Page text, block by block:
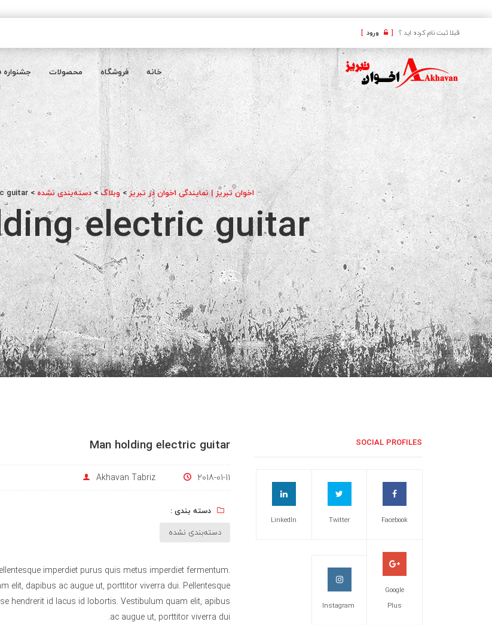
قبلا ثبت نام کرده اید ؟ [ ورود]
خانه فروشگاه محصولات
اخوان تبریز | نمایندگی اخوان در تبریز>وبلاگ>دسته‌بندی نشده >
guitar
electric guitar
Man holding electric guitar
2018-01-11
Akhavan Tabriz
دسته بندی :
دسته‌بندی نشده
imperdiet purus quis metus imperdiet fermentum.
elit, dapibus ac augue ut, porttitor viverra dui. Pellentesque
hendrerit id lacus id lobortis. Vestibulum quam elit, apibus
ac augue ut, porttitor viverra dui.
SOCIAL PROFILES
Facebook
Twitter
LinkedIn
Google
Plus
Instagram